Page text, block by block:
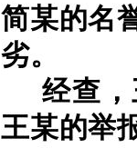
简某的名
劣。
经查
王某的举